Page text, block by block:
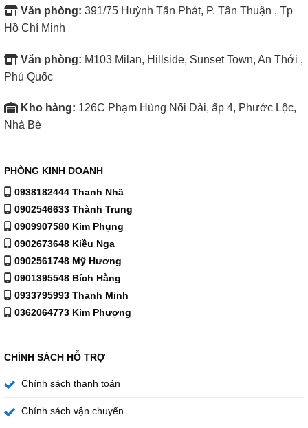
Rửa tự động (Automatic)
nhiệt độ và thời gian rửa tự động dựa trên mức độ bẩn
Văn phòng: 391/75 Huỳnh Tấn Phát, P. Tân Thuận , Tp
Hồ Chí Minh
Văn phòng: M103 Milan, Hillside, Sunset Town, An Thới ,
Phú Quốc
Kho hàng: 126C Phạm Hùng Nối Dài, ấp 4, Phước Lộc,
Nhà Bè
PHÒNG KINH DOANH
0938182444 Thanh Nhã
0902546633 Thành Trung
0909907580 Kim Phụng
0902673648 Kiều Nga
0902561748 Mỹ Hương
0901395548 Bích Hằng
0933795993 Thanh Minh
0362064773 Kim Phượng
CHÍNH SÁCH HỖ TRỢ
Chính sách thanh toán
Chính sách vận chuyển